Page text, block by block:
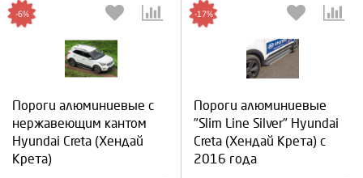
Пороги алюминиевые с
нержавеющим кантом
Hyundai Creta (Хендай
Крета)
-6%
Пороги алюминиевые
"Slim Line Silver" Hyundai
Creta (Хендай Крета) с
2016 года
-17%